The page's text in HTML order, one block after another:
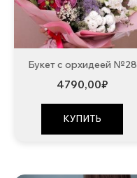
Букет с орхидеей №28
4790,00₽
КУПИТЬ